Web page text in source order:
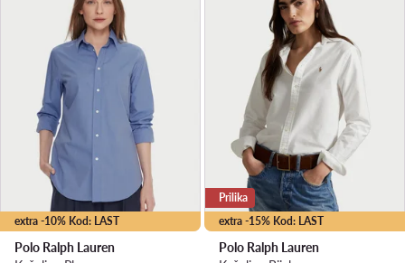
extra -10% Kod: LAST
Polo Ralph Lauren
extra -15% Kod: LAST
Prilika
Polo Ralph Lauren